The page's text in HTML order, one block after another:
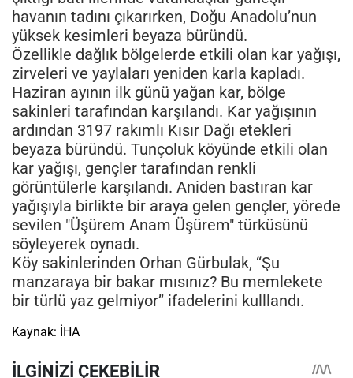
havanın tadını çıkarırken, Doğu Anadolu’nun
yüksek kesimleri beyaza büründü.
Özellikle dağlık bölgelerde etkili olan kar yağışı,
zirveleri ve yaylaları yeniden karla kapladı.
Haziran ayının ilk günü yağan kar, bölge
sakinleri tarafından karşılandı. Kar yağışının
ardından 3197 rakımlı Kısır Dağı etekleri
beyaza büründü. Tunçoluk köyünde etkili olan
kar yağışı, gençler tarafından renkli
görüntülerle karşılandı. Aniden bastıran kar
yağışıyla birlikte bir araya gelen gençler, yörede
sevilen "Üşürem Anam Üşürem" türküsünü
söyleyerek oynadı.
Köy sakinlerinden Orhan Gürbulak, ‘‘Şu
manzaraya bir bakar mısınız? Bu memlekete
bir türlü yaz gelmiyor’’ ifadelerini kulllandı.
Kaynak: İHA